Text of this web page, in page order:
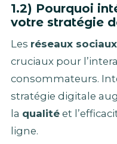
1.2) Pourquoi
votre stratégie
Les réseaux sociaux
cruciaux pour
consommateurs.
stratégie digitale
la qualité et
ligne.